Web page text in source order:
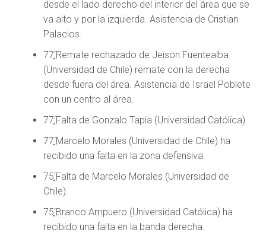
desde el lado derecho del interior del área que se
va alto y por la izquierda. Asistencia de Cristian
Palacios.
77‘Remate rechazado de Jeison Fuentealba
(Universidad de Chile) remate con la derecha
desde fuera del área. Asistencia de Israel Poblete
con un centro al área.
77‘Falta de Gonzalo Tapia (Universidad Católica).
77‘Marcelo Morales (Universidad de Chile) ha
recibido una falta en la zona defensiva.
75‘Falta de Marcelo Morales (Universidad de
Chile).
75‘Branco Ampuero (Universidad Católica) ha
recibido una falta en la banda derecha.